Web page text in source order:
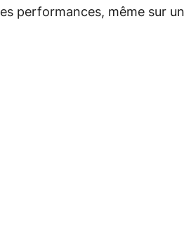
les performances, même sur